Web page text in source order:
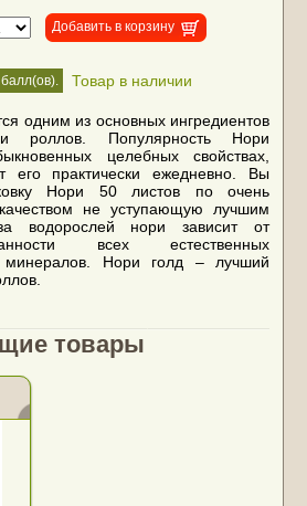
Добавить в корзину
Товар в наличии
одним из основных ингредиентов
роллов. Популярность Нори
целебных свойствах,
его практически ежедневно. Вы
Нори 50 листов по очень
не уступающую лучшим
водорослей нори зависит от
всех естественных
минералов. Нори голд – лучший
товары